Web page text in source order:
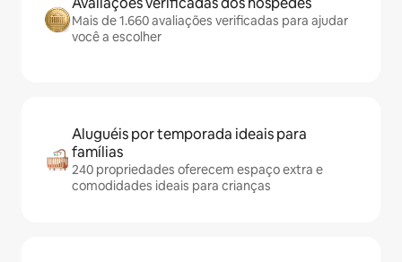
Mais de 1.660 avaliações verificadas para ajudar
você a escolher
Aluguéis por temporada ideais para
famílias
240 propriedades oferecem espaço extra e
comodidades ideais para crianças